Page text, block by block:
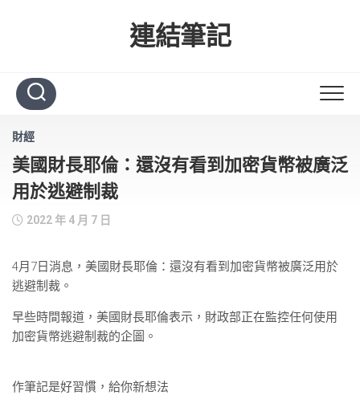
連結筆記
財經
美國財長耶倫：還沒有看到加密貨幣被廣泛
用於逃避制裁
2022 年 4 月 7 日
4月7日消息，美國財長耶倫：還沒有看到加密貨幣被廣泛用於
逃避制裁。
早些時間報道，美國財長耶倫表示，財政部正在監控任何使用
加密貨幣逃避制裁的企圖。
作筆記是好習慣，給你新想法